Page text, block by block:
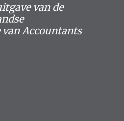
van de
van Accountants